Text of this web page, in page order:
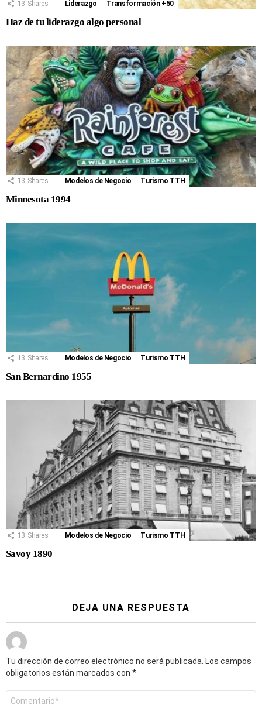
13 Shares Liderazgo Transformación +50
Haz de tu liderazgo algo personal
13 Shares Modelos de Negocio Turismo TTH
Minnesota 1994
13 Shares Modelos de Negocio Turismo TTH
San Bernardino 1955
13 Shares Modelos de Negocio Turismo TTH
Savoy 1890
DEJA UNA RESPUESTA
Tu dirección de correo electrónico no será publicada. Los campos
obligatorios están marcados con *